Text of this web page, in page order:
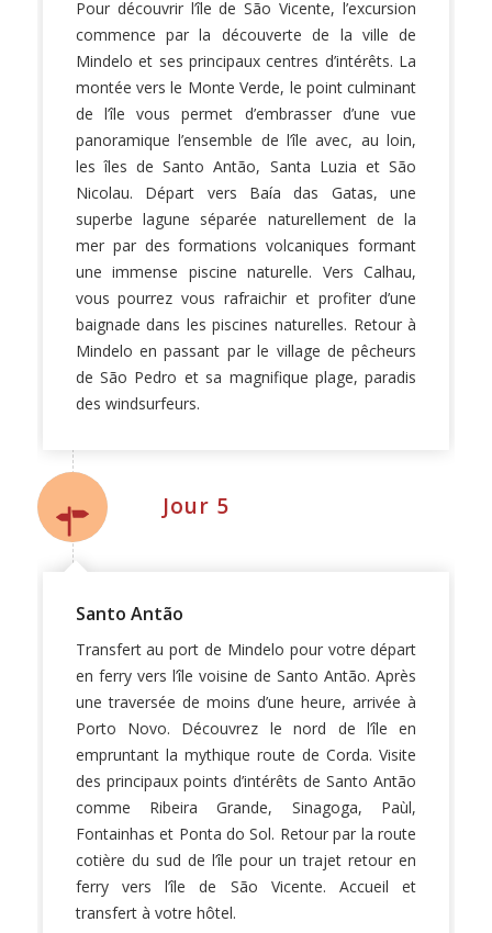
Pour découvrir l’île de São Vicente, l’excursion
commence par la découverte de la ville de
Mindelo et ses principaux centres d’intérêts. La
montée vers le Monte Verde, le point culminant
de l’île vous permet d’embrasser d’une vue
panoramique l’ensemble de l’île avec, au loin,
les îles de Santo Antão, Santa Luzia et São
Nicolau. Départ vers Baía das Gatas, une
superbe lagune séparée naturellement de la
mer par des formations volcaniques formant
une immense piscine naturelle. Vers Calhau,
vous pourrez vous rafraichir et profiter d’une
baignade dans les piscines naturelles. Retour à
Mindelo en passant par le village de pêcheurs
de São Pedro et sa magnifique plage, paradis
des windsurfeurs.
Jour 5
Santo Antão
Transfert au port de Mindelo pour votre départ
en ferry vers l’île voisine de Santo Antão. Après
une traversée de moins d’une heure, arrivée à
Porto Novo. Découvrez le nord de l’île en
empruntant la mythique route de Corda. Visite
des principaux points d’intérêts de Santo Antão
comme Ribeira Grande, Sinagoga, Paùl,
Fontainhas et Ponta do Sol. Retour par la route
cotière du sud de l’île pour un trajet retour en
ferry vers l’île de São Vicente. Accueil et
transfert à votre hôtel.